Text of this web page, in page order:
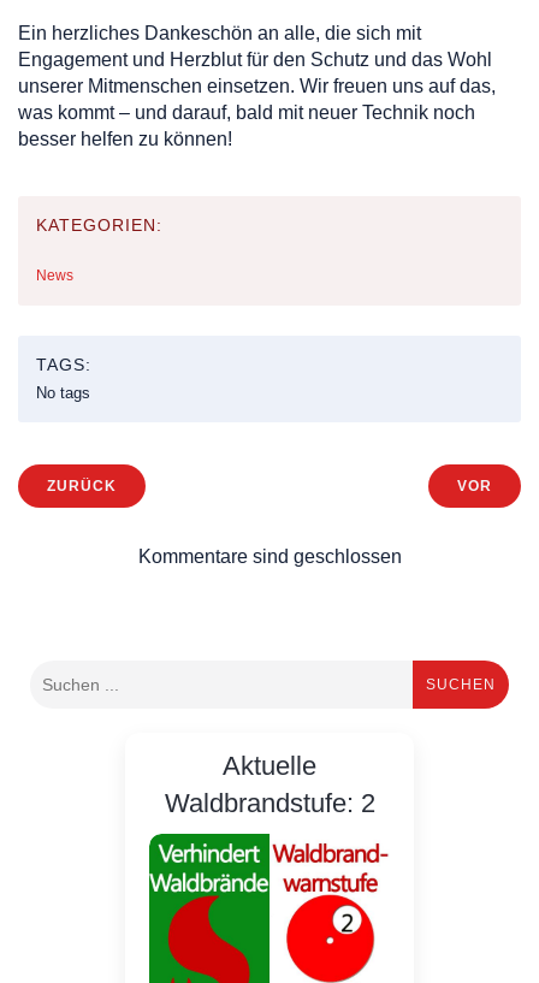
Ein herzliches Dankeschön an alle, die sich mit
Engagement und Herzblut für den Schutz und das Wohl
unserer Mitmenschen einsetzen. Wir freuen uns auf das,
was kommt – und darauf, bald mit neuer Technik noch
besser helfen zu können!
KATEGORIEN:
News
TAGS:
No tags
ZURÜCK VOR
Kommentare sind geschlossen
SUCHEN
Aktuelle
Waldbrandstufe: 2